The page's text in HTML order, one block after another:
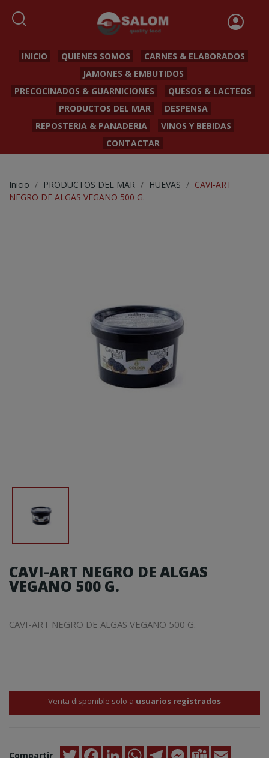
INICIO QUIENES SOMOS
CARNES & ELABORADOS
JAMONES & EMBUTIDOS
PRECOCINADOS & GUARNICIONES
QUESOS & LACTEOS
PRODUCTOS DEL MAR
DESPENSA
REPOSTERIA & PANADERIA
VINOS Y BEBIDAS
CONTACTAR
Inicio PRODUCTOS DEL MAR HUEVAS
CAVI-ART
NEGRO DE ALGAS VEGANO 500 G.
CAVI-ART NEGRO DE ALGAS
VEGANO 500 G.
CAVI-ART NEGRO DE ALGAS VEGANO 500 G.
Venta disponible solo a usuarios registrados
Compartir TwitterFacebookLinkedInWhatsAppTelegramMessenger
Teams